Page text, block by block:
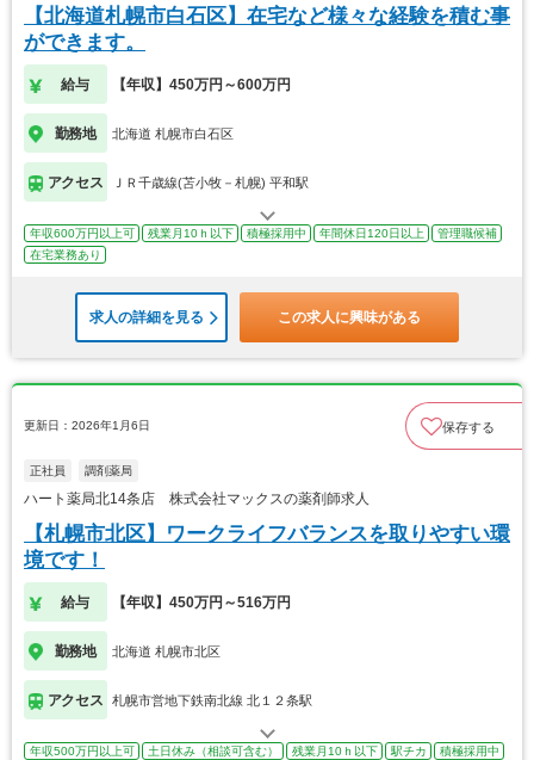
【北海道札幌市白石区】在宅など様々な経験を積む事
ができます。
給与 【年収】450万円～600万円
勤務地 北海道 札幌市白石区
アクセス ＪＲ千歳線(苫小牧－札幌) 平和駅
年収600万円以上可 残業月10ｈ以下 積極採用中 年間休日120日以上
管理職候補
在宅業務あり
求人の詳細を見る この求人に興味がある
更新日：2026年1月6日 保存する
正社員 調剤薬局
ハート薬局北14条店 株式会社マックスの薬剤師求人
【札幌市北区】ワークライフバランスを取りやすい環
境です！
給与 【年収】450万円～516万円
勤務地 北海道 札幌市北区
アクセス 札幌市営地下鉄南北線 北１２条駅
年収500万円以上可 土日休み（相談可含む） 残業月10ｈ以下 駅チカ
積極採用中